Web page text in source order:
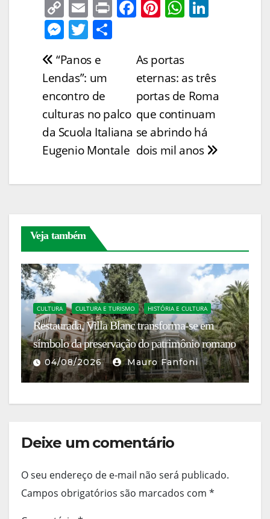
C
o
p
y
Li
n
k
E
m
ai
l
Pr F
e
b
o
o
k
Pi
e
st
W
A
p
p
dI
n
M
e
ss
e
n
g
er
T
itt
er
Navegação
de
Post
As portas
eternas: as três
portas de Roma
que continuam
se abrindo há
dois mil anos
“Panos e
Lendas”: um
encontro de
culturas no palco
da Scuola Italiana
Eugenio Montale
Veja também
CULTURA CULTURA E TURISMO HISTÓRIA E CULTURA
Restaurada, Villa Blanc transforma-se em
símbolo da preservação do patrimônio romano
04/08/2026 Mauro Fanfoni
Deixe um comentário
O seu endereço de e-mail não será publicado.
Campos obrigatórios são marcados com *